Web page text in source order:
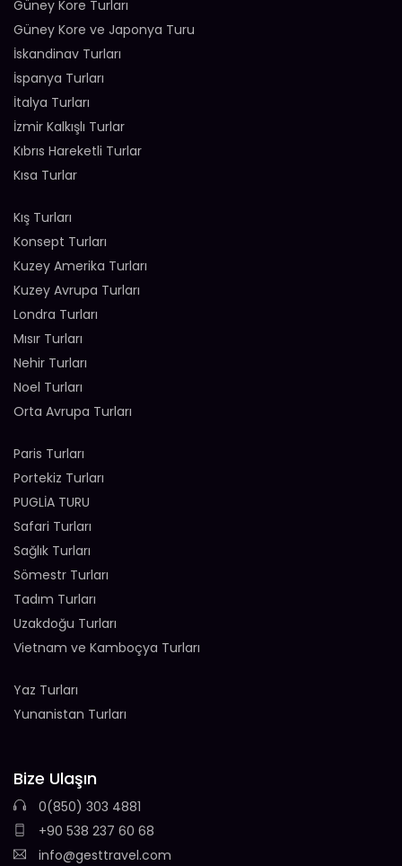
Güney Kore Turları
Güney Kore ve Japonya Turu
İskandinav Turları
İspanya Turları
İtalya Turları
İzmir Kalkışlı Turlar
Kıbrıs Hareketli Turlar
Kısa Turlar
Kış Turları
Konsept Turları
Kuzey Amerika Turları
Kuzey Avrupa Turları
Londra Turları
Mısır Turları
Nehir Turları
Noel Turları
Orta Avrupa Turları
Paris Turları
Portekiz Turları
PUGLİA TURU
Safari Turları
Sağlık Turları
Sömestr Turları
Tadım Turları
Uzakdoğu Turları
Vietnam ve Kamboçya Turları
Yaz Turları
Yunanistan Turları
Bize Ulaşın
0(850) 303 4881
+90 538 237 60 68
info@gesttravel.com